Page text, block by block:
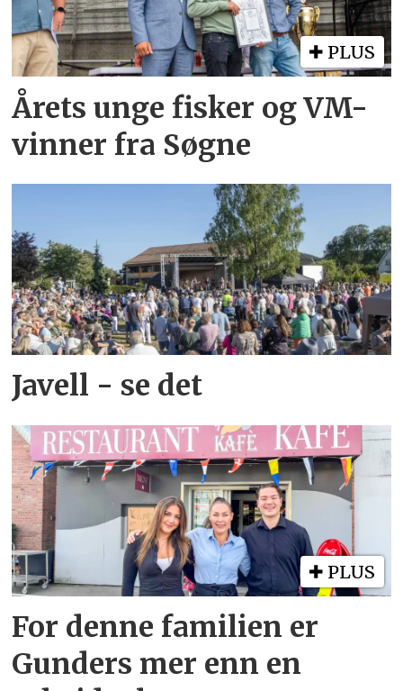
PLUS
Årets unge fisker og VM-
vinner fra Søgne
Javell - se det
PLUS
For denne familien er
Gunders mer enn en